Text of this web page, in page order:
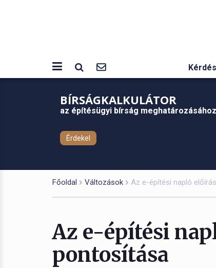
BÍRSÁGKALKULÁTOR
az építésügyi bírság meghatározásához
Érdekel
Főoldal Változások Az e-építési napló
Az e-építési
pontosítása